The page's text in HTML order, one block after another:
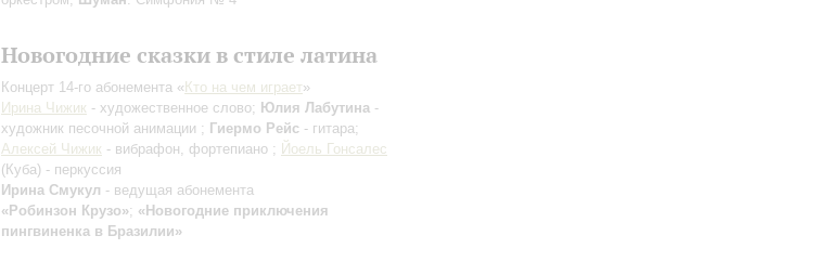
Новогодние сказки в стиле латина
Концерт 14-го абонемента « Кто на чем играет»
Ирина Чижик - художественное слово; Юлия Лабутина -
художник песочной анимации ; Гиермо Рейс - гитара;
Алексей Чижик - вибрафон, фортепиано ; Йоель Гонсалес
(Куба) - перкуссия
Ирина Смукул - ведущая абонемента
«Робинзон Крузо»; «Новогодние приключения
пингвиненка в Бразилии»